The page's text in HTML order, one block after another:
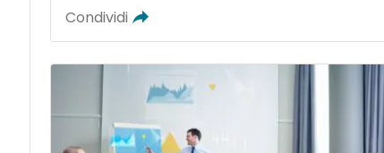
Condividi